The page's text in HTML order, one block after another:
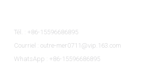
Tél. : +86-15596686895
Courriel : outre-mer0711@vip.163.com
WhatsApp : +86-15596686895